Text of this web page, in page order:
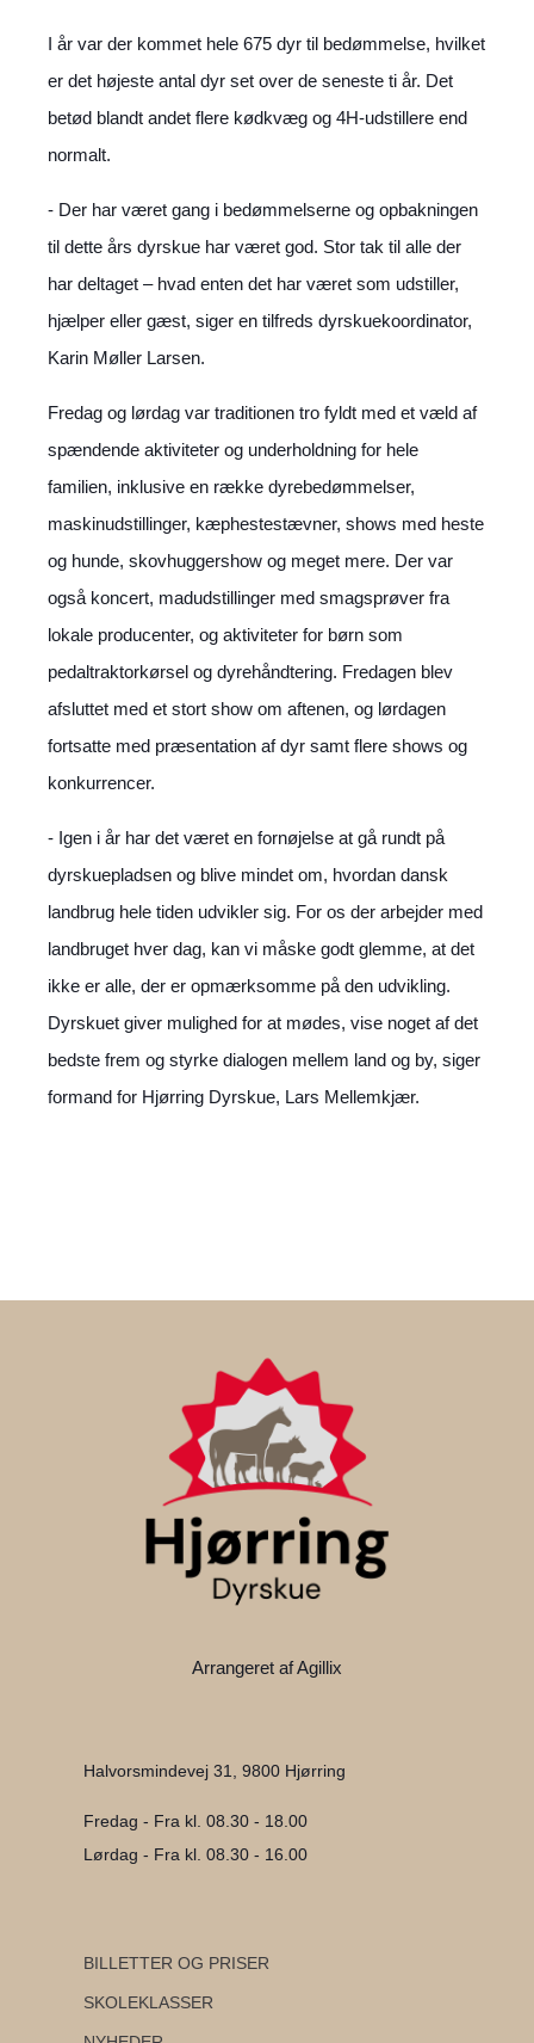
I år var der kommet hele 675 dyr til bedømmelse, hvilket
er det højeste antal dyr set over de seneste ti år. Det
betød blandt andet flere kødkvæg og 4H-udstillere end
normalt.
- Der har været gang i bedømmelserne og opbakningen
til dette års dyrskue har været god. Stor tak til alle der
har deltaget – hvad enten det har været som udstiller,
hjælper eller gæst, siger en tilfreds dyrskuekoordinator,
Karin Møller Larsen.
Fredag og lørdag var traditionen tro fyldt med et væld af
spændende aktiviteter og underholdning for hele
familien, inklusive en række dyrebedømmelser,
maskinudstillinger, kæphestestævner, shows med heste
og hunde, skovhuggershow og meget mere. Der var
også koncert, madudstillinger med smagsprøver fra
lokale producenter, og aktiviteter for børn som
pedaltraktorkørsel og dyrehåndtering. Fredagen blev
afsluttet med et stort show om aftenen, og lørdagen
fortsatte med præsentation af dyr samt flere shows og
konkurrencer.
- Igen i år har det været en fornøjelse at gå rundt på
dyrskuepladsen og blive mindet om, hvordan dansk
landbrug hele tiden udvikler sig. For os der arbejder med
landbruget hver dag, kan vi måske godt glemme, at det
ikke er alle, der er opmærksomme på den udvikling.
Dyrskuet giver mulighed for at mødes, vise noget af det
bedste frem og styrke dialogen mellem land og by, siger
formand for Hjørring Dyrskue, Lars Mellemkjær.
Arrangeret af Agillix
Halvorsmindevej 31, 9800 Hjørring
Fredag - Fra kl. 08.30 - 18.00
Lørdag - Fra kl. 08.30 - 16.00
BILLETTER OG PRISER
SKOLEKLASSER